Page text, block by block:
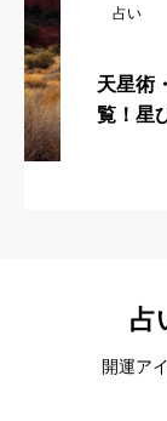
占い
天星術
覧！星
占
開運ア